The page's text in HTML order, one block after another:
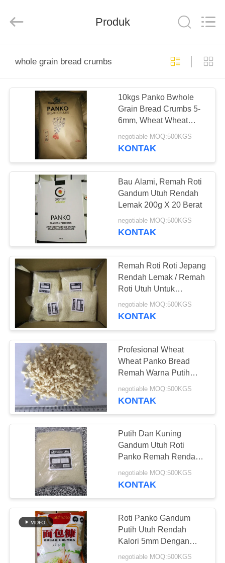
PRODUK
TENTANG
TUR
PABRIK
KONTROL
KUALITAS
HUBUNGI
KAMI
BERITA
KASUS
MINTA
KUTIPAN
PETA
SITUS
KEBIJAKAN
PRIBADI
TRADING
CO.,LTD..
Produk
whole grain bread crumbs
10kgs Panko Bwhole
Grain Bread Crumbs 5-
6mm, Wheat Wheat
Bread Italia
negotiable MOQ:500KGS
KONTAK
Bau Alami, Remah Roti
Gandum Utuh Rendah
Lemak 200g X 20 Berat
negotiable MOQ:500KGS
KONTAK
Remah Roti Roti Jepang
Rendah Lemak / Remah
Roti Utuh Untuk
Sayuran Goreng
negotiable MOQ:500KGS
KONTAK
Profesional Wheat
Wheat Panko Bread
Remah Warna Putih
Untuk Sayap Ayam
negotiable MOQ:500KGS
KONTAK
Putih Dan Kuning
Gandum Utuh Roti
Panko Remah Rendah
Kalori Untuk Makanan
Sushi
negotiable MOQ:500KGS
KONTAK
Roti Panko Gandum
Putih Utuh Rendah
Kalori 5mm Dengan
Gaya Jepang
negotiable MOQ:500KGS